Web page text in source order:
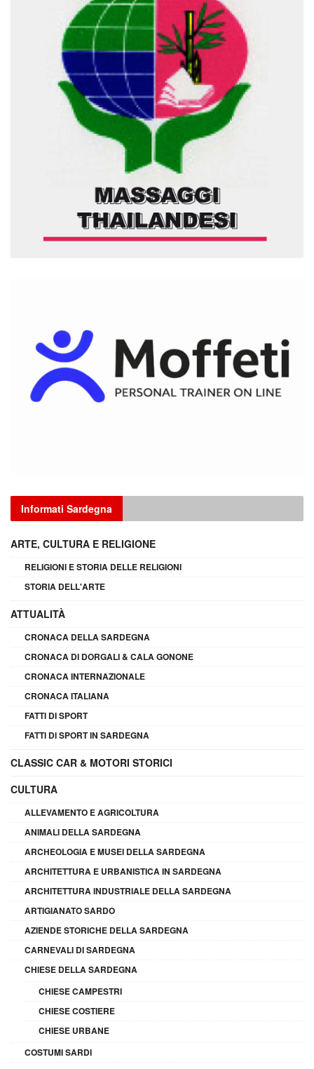
Informati Sardegna
ARTE, CULTURA E RELIGIONE
RELIGIONI E STORIA DELLE RELIGIONI
STORIA DELL'ARTE
ATTUALITÀ
CRONACA DELLA SARDEGNA
CRONACA DI DORGALI & CALA GONONE
CRONACA INTERNAZIONALE
CRONACA ITALIANA
FATTI DI SPORT
FATTI DI SPORT IN SARDEGNA
CLASSIC CAR & MOTORI STORICI
CULTURA
ALLEVAMENTO E AGRICOLTURA
ANIMALI DELLA SARDEGNA
ARCHEOLOGIA E MUSEI DELLA SARDEGNA
ARCHITETTURA E URBANISTICA IN SARDEGNA
ARCHITETTURA INDUSTRIALE DELLA SARDEGNA
ARTIGIANATO SARDO
AZIENDE STORICHE DELLA SARDEGNA
CARNEVALI DI SARDEGNA
CHIESE DELLA SARDEGNA
CHIESE CAMPESTRI
CHIESE COSTIERE
CHIESE URBANE
COSTUMI SARDI